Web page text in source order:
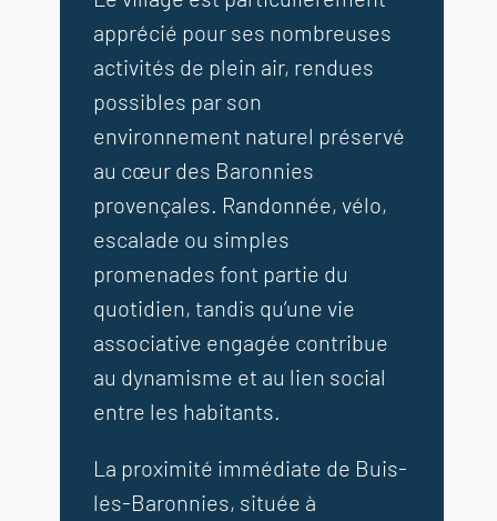
apprécié pour ses nombreuses
activités de plein air, rendues
possibles par son
environnement naturel préservé
au cœur des Baronnies
provençales. Randonnée, vélo,
escalade ou simples
promenades font partie du
quotidien, tandis qu’une vie
associative engagée contribue
au dynamisme et au lien social
entre les habitants.
La proximité immédiate de Buis-
les-Baronnies, située à